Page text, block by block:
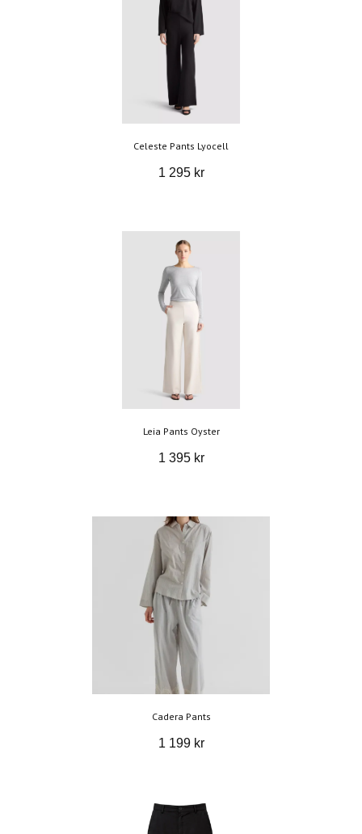
Celeste Pants Lyocell
1 295 kr
Leia Pants Oyster
1 395 kr
Cadera Pants
1 199 kr